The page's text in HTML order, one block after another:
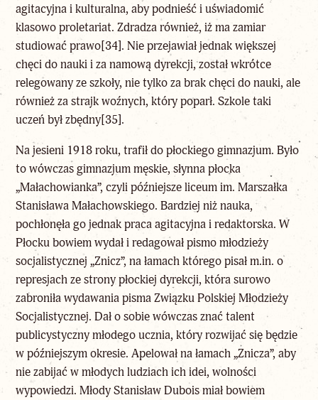
agitacyjna i kulturalna, aby podnieść i uświadomić
klasowo proletariat. Zdradza również, iż ma zamiar
studiować prawo[34]. Nie przejawiał jednak większej
chęci do nauki i za namową dyrekcji, został wkrótce
relegowany ze szkoły, nie tylko za brak chęci do nauki, ale
również za strajk woźnych, który poparł. Szkole taki
uczeń był zbędny[35].
Na jesieni 1918 roku, trafił do płockiego gimnazjum. Było
to wówczas gimnazjum męskie, słynna płocka
„Małachowianka”, czyli późniejsze liceum im. Marszałka
Stanisława Małachowskiego. Bardziej niż nauka,
pochłonęła go jednak praca agitacyjna i redaktorska. W
Płocku bowiem wydał i redagował pismo młodzieży
socjalistycznej „Znicz”, na łamach którego pisał m.in. o
represjach ze strony płockiej dyrekcji, która surowo
zabroniła wydawania pisma Związku Polskiej Młodzieży
Socjalistycznej. Dał o sobie wówczas znać talent
publicystyczny młodego ucznia, który rozwijać się będzie
w późniejszym okresie. Apelował na łamach „Znicza”, aby
nie zabijać w młodych ludziach ich idei, wolności
wypowiedzi. Młody Stanisław Dubois miał bowiem